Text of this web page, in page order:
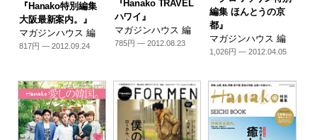
『Hanako特別編集
大阪最新案内。』
マガジンハウス 編
817円 — 2012.09.24
『Hanako TRAVEL
ハワイ』
マガジンハウス 編
785円 — 2012.08.23
編集 ほんとうの京
都』
マガジンハウス 編
1,026円 — 2012.04.05